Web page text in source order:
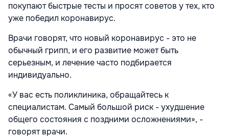
покупают быстрые тесты и просят советов у тех, кто
уже победил коронавирус.
Врачи говорят, что новый коронавирус - это не
обычный грипп, и его развитие может быть
серьезным, и лечение часто подбирается
индивидуально.
«У вас есть поликлиника, обращайтесь к
специалистам. Самый большой риск - ухудшение
общего состояния с поздними осложнениями», -
говорят врачи.